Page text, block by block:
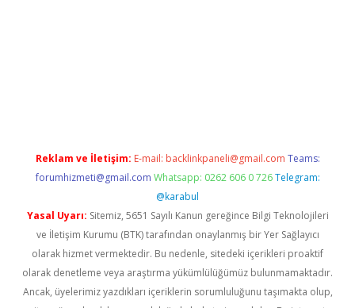
Reklam ve İletişim: E-mail: backlinkpaneli@gmail.com Teams:
forumhizmeti@gmail.com Whatsapp: 0262 606 0 726 Telegram:
@karabul
Yasal Uyarı: Sitemiz, 5651 Sayılı Kanun gereğince Bilgi Teknolojileri
ve İletişim Kurumu (BTK) tarafından onaylanmış bir Yer Sağlayıcı
olarak hizmet vermektedir. Bu nedenle, sitedeki içerikleri proaktif
olarak denetleme veya araştırma yükümlülüğümüz bulunmamaktadır.
Ancak, üyelerimiz yazdıkları içeriklerin sorumluluğunu taşımakta olup,